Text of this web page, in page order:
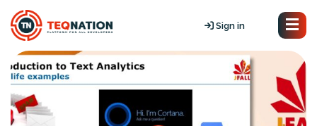
Sign in